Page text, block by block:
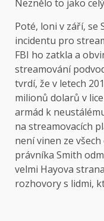
Neznělo to jako
Poté, loni v září, se
incidentu pro
FBI ho zatkla a
streamování
tvrdí, že v letech
milionů dolarů v
armád k
na streamovacích
není vinen ze
právníka Smith
velmi Hayova
rozhovory s lidmi,